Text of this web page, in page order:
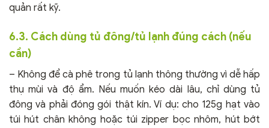
quản rất kỹ.
6.3. Cách dùng tủ đông/tủ lạnh đúng cách (nếu
cần)
– Không để cà phê trong tủ lạnh thông thường vì dễ hấp
thụ mùi và độ ẩm. Nếu muốn kéo dài lâu, chỉ dùng tủ
đông và phải đóng gói thật kín. Ví dụ: cho 125g hạt vào
túi hút chân không hoặc túi zipper bọc nhôm, hút bớt